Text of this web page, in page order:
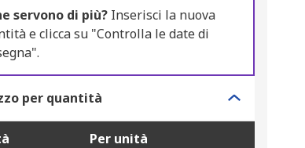
servono di più?Inserisci la nuova
e clicca su "Controlla le date di
per quantità
Per unità